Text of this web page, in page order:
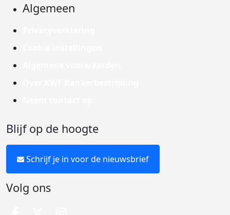
Algemeen
Blijf op de hoogte
Schrijf je in voor de nieuwsbrief
Volg ons